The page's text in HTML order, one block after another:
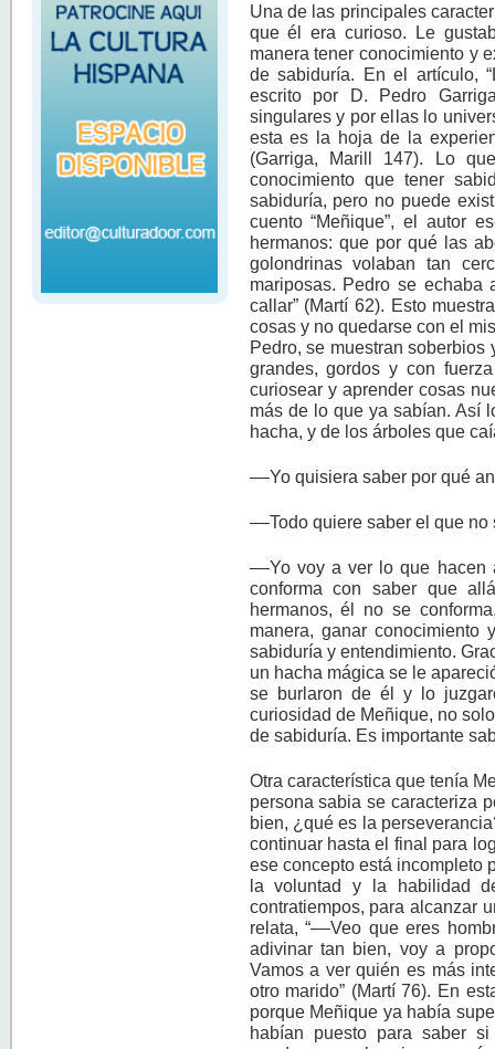
Una de las principales
que él era curioso. Le
manera tener conocimiento y
de sabiduría. En el artículo,
escrito por D. Pedro
singulares y por ellas lo
esta es la hoja de la
(Garriga, Marill 147). Lo
conocimiento que tener
sabiduría, pero no puede
cuento “Meñique”, el autor
hermanos: que por qué las
golondrinas volaban tan
mariposas. Pedro se
callar” (Martí 62). Esto
cosas y no quedarse con el
Pedro, se muestran
grandes, gordos y con
curiosear y aprender cosas
más de lo que ya sabían. Así
hacha, y de los árboles que
––Yo quisiera saber por qué
––Todo quiere saber el que
––Yo voy a ver lo que hacen
conforma con saber que
hermanos, él no se
manera, ganar
sabiduría y entendimiento.
un hacha mágica se le
se burlaron de él y lo
curiosidad de Meñique, no
de sabiduría. Es importante
Otra característica que tenía
persona sabia se caracteriza
bien, ¿qué es la
continuar hasta el final para
ese concepto está incompleto
la voluntad y la habilidad
contratiempos, para alcanzar
relata, “––Veo que eres
adivinar tan bien, voy a
Vamos a ver quién es más
otro marido” (Martí 76). En
porque Meñique ya había
habían puesto para saber